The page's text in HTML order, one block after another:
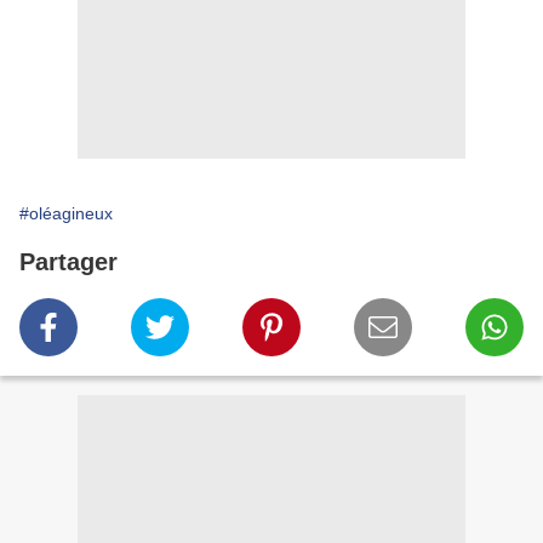
#oléagineux
Partager